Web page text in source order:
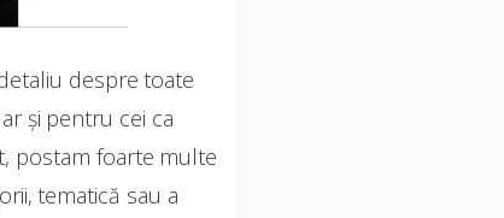
despre toate
și pentru cei ca
postam foarte multe
tematică sau a